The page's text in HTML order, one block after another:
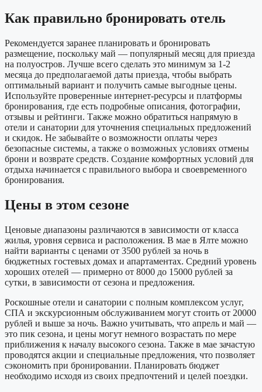
Как правильно бронировать отель
Рекомендуется заранее планировать и бронировать
размещение, поскольку май — популярный месяц для приезда
на полуостров. Лучше всего сделать это минимум за 1-2
месяца до предполагаемой даты приезда, чтобы выбрать
оптимальный вариант и получить самые выгодные цены.
Используйте проверенные интернет-ресурсы и платформы
бронирования, где есть подробные описания, фотографии,
отзывы и рейтинги. Также можно обратиться напрямую в
отели и санатории для уточнения специальных предложений
и скидок. Не забывайте о возможности оплаты через
безопасные системы, а также о возможных условиях отмены
брони и возврате средств. Создание комфортных условий для
отдыха начинается с правильного выбора и своевременного
бронирования.
Цены в этом сезоне
Ценовые диапазоны различаются в зависимости от класса
жилья, уровня сервиса и расположения. В мае в Ялте можно
найти варианты с ценами от 3500 рублей за ночь в
бюджетных гостевых домах и апартаментах. Средний уровень
хороших отелей — примерно от 8000 до 15000 рублей за
сутки, в зависимости от сезона и предложения.
Роскошные отели и санатории с полным комплексом услуг,
СПА и экскурсионным обслуживанием могут стоить от 20000
рублей и выше за ночь. Важно учитывать, что апрель и май —
это пик сезона, и цены могут немного возрастать по мере
приближения к началу высокого сезона. Также в мае зачастую
проводятся акции и специальные предложения, что позволяет
сэкономить при бронировании. Планировать бюджет
необходимо исходя из своих предпочтений и целей поездки.